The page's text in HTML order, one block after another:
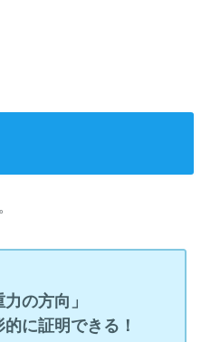
の方向」
に証明できる！